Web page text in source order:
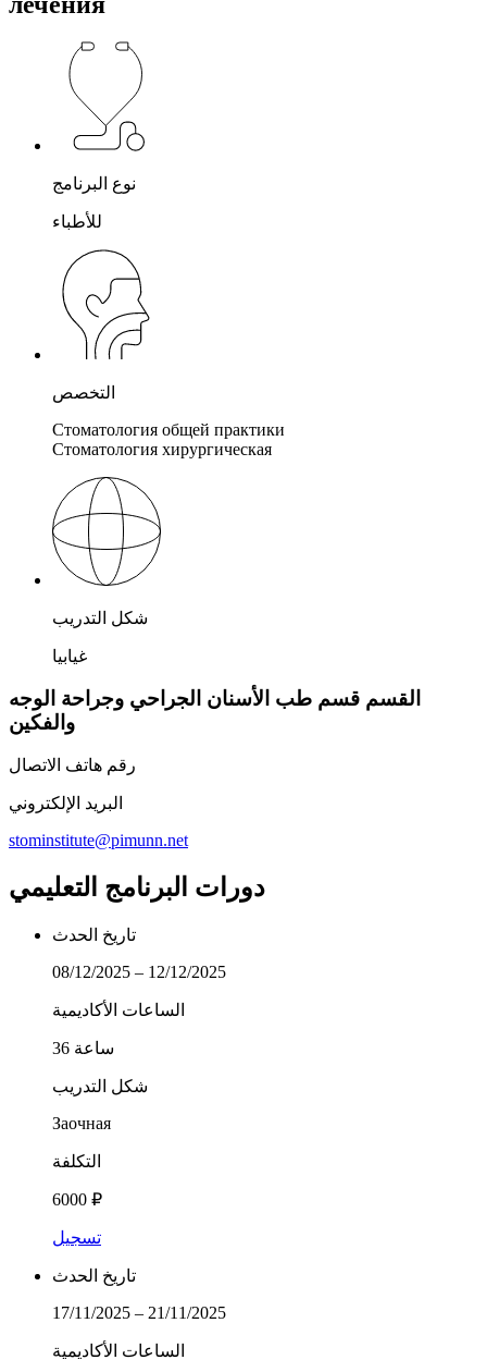
نوع البرنامج
للأطباء
التخصص
Стоматология общей практики
Стоматология хирургическая
شكل التدريب
غيابيا
القسم قسم طب الأسنان الجراحي وجراحة الوجه
والفكين
رقم هاتف الاتصال
البريد الإلكتروني
stominstitute@pimunn.net
دورات البرنامج التعليمي
تاريخ الحدث
08/12/2025 – 12/12/2025
الساعات الأكاديمية
36 ساعة
شكل التدريب
Заочная
التكلفة
6000 ₽
تسجيل
تاريخ الحدث
17/11/2025 – 21/11/2025
الساعات الأكاديمية